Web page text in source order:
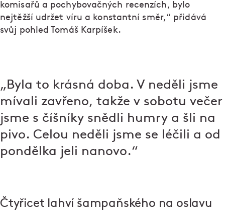
komisařů a pochybovačných recenzích, bylo
nejtěžší udržet víru a konstantní směr,“ přidává
svůj pohled Tomáš Karpíšek.
„Byla to krásná doba. V neděli jsme
mívali zavřeno, takže v sobotu večer
jsme s číšníky snědli humry a šli na
pivo. Celou neděli jsme se léčili a od
pondělka jeli nanovo.“
Čtyřicet lahví šampaňského na oslavu